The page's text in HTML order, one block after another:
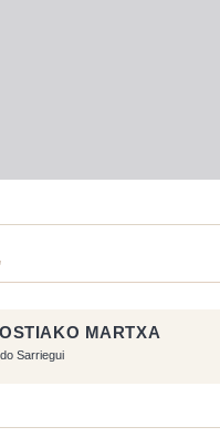
MARTXA
Sarriegui